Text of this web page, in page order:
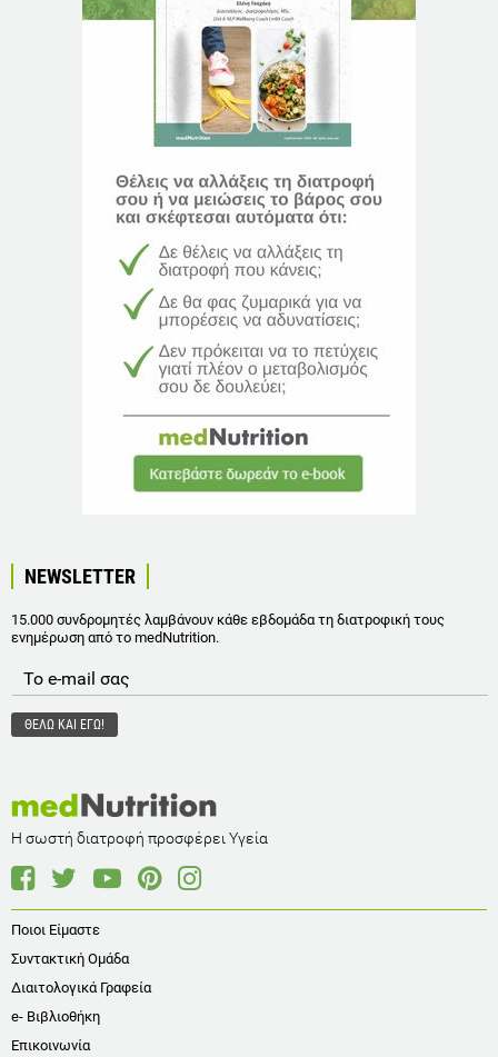
NEWSLETTER
15.000 συνδρομητές λαμβάνουν κάθε εβδομάδα τη διατροφική τους
ενημέρωση από το medNutrition.
Η σωστή διατροφή προσφέρει Υγεία
Ποιοι Είμαστε
Συντακτική Ομάδα
Διαιτολογικά Γραφεία
e- Βιβλιοθήκη
Επικοινωνία